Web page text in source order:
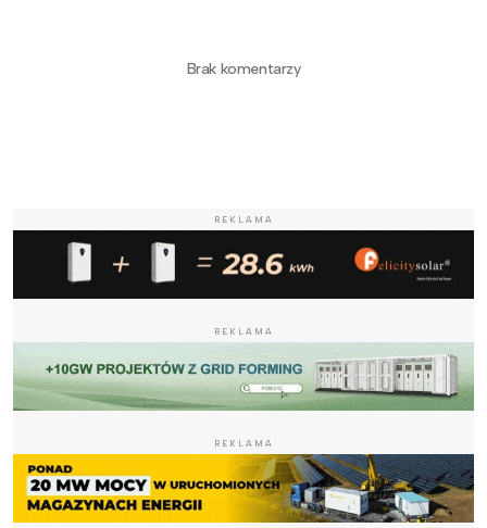
Brak komentarzy
REKLAMA
REKLAMA
REKLAMA